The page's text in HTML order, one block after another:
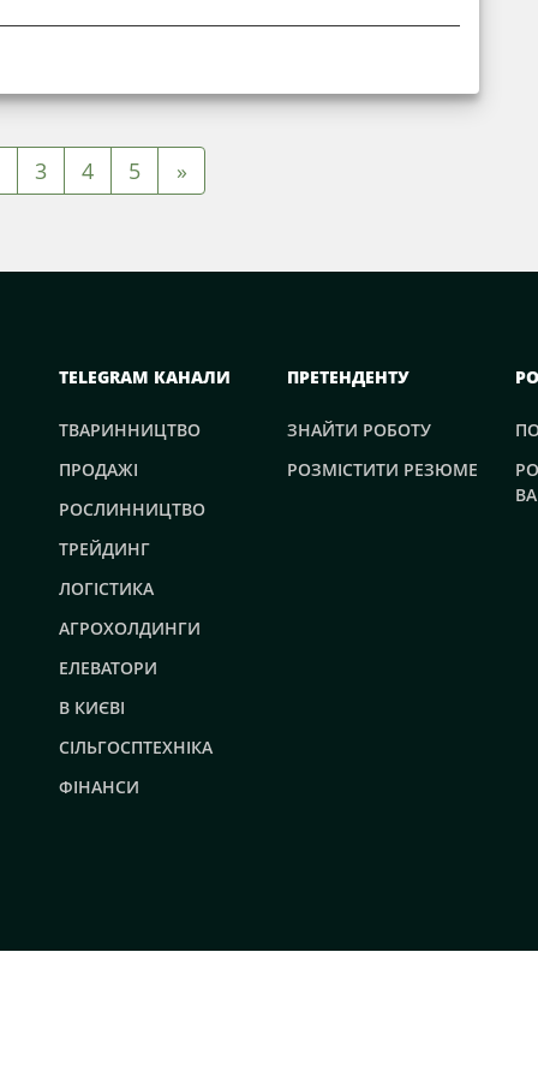
3 4 5 »
TELEGRAM КАНАЛИ
ТВАРИННИЦТВО
ПРОДАЖІ
РОСЛИННИЦТВО
ТРЕЙДИНГ
ЛОГІСТИКА
АГРОХОЛДИНГИ
ЕЛЕВАТОРИ
В КИЄВІ
СІЛЬГОСПТЕХНІКА
ФІНАНСИ
ПРЕТЕНДЕНТУ
ЗНАЙТИ РОБОТУ
РОЗМІСТИТИ РЕЗЮМЕ